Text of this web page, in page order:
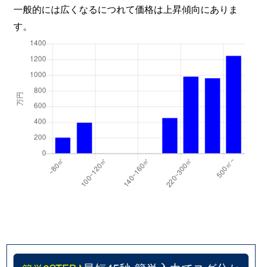
一般的には広くなるにつれて価格は上昇傾向にありま
す。